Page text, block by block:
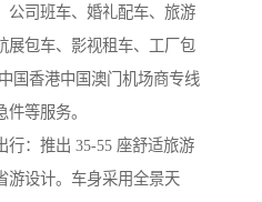
公司班车、婚礼配车、旅游
展包车、影视租车、工厂包
国香港中国澳门机场商专线
等服务。
行：推出 35-55 座舒适旅游
游设计。车身采用全景天